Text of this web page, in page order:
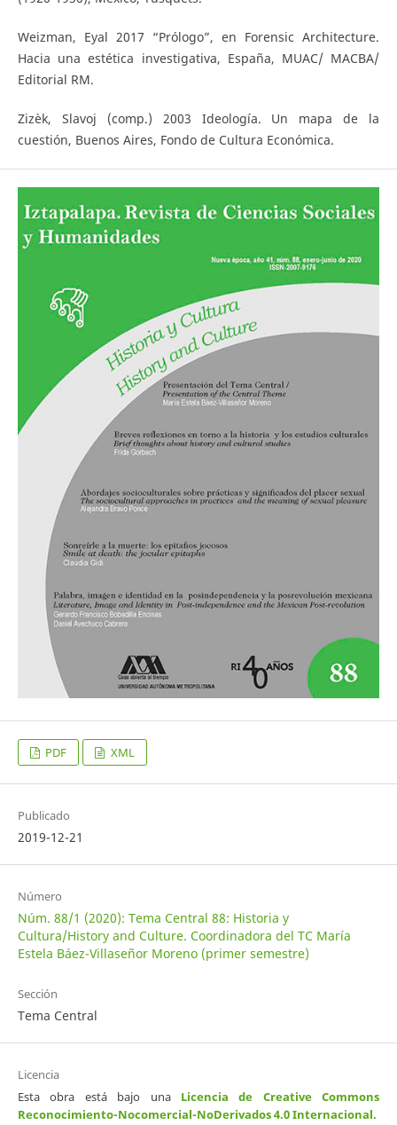
Weizman, Eyal 2017 “Prólogo”, en Forensic Architecture.
Hacia una estética investigativa, España, MUAC/ MACBA/
Editorial RM.
Zizèk, Slavoj (comp.) 2003 Ideología. Un mapa de la
cuestión, Buenos Aires, Fondo de Cultura Económica.
PDF XML
Publicado
2019-12-21
Número
Núm. 88/1 (2020): Tema Central 88: Historia y
Cultura/History and Culture. Coordinadora del TC María
Estela Báez-Villaseñor Moreno (primer semestre)
Sección
Tema Central
Licencia
Esta obra está bajo una Licencia de Creative Commons
Reconocimiento-Nocomercial-NoDerivados 4.0 Internacional.